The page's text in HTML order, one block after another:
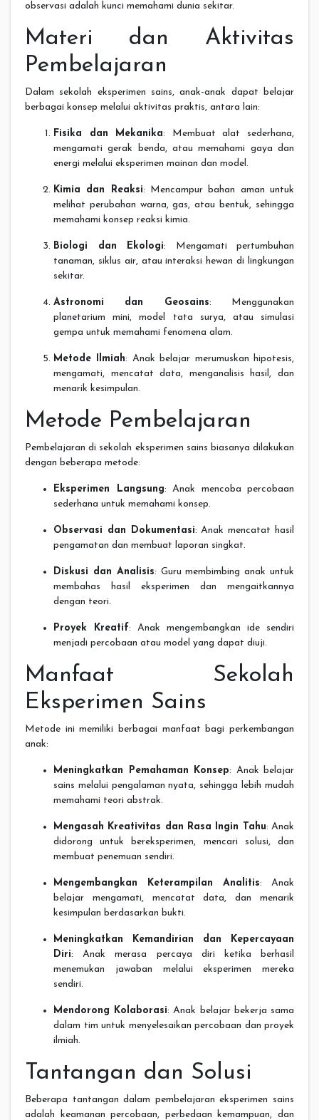
observasi adalah kunci memahami dunia sekitar.
Materi dan Aktivitas
Pembelajaran
Dalam sekolah eksperimen sains, anak-anak dapat belajar
berbagai konsep melalui aktivitas praktis, antara lain:
Fisika dan Mekanika: Membuat alat sederhana,
mengamati gerak benda, atau memahami gaya dan
energi melalui eksperimen mainan dan model.
Kimia dan Reaksi: Mencampur bahan aman untuk
melihat perubahan warna, gas, atau bentuk, sehingga
memahami konsep reaksi kimia.
Biologi dan Ekologi: Mengamati pertumbuhan
tanaman, siklus air, atau interaksi hewan di lingkungan
sekitar.
Astronomi dan Geosains: Menggunakan
planetarium mini, model tata surya, atau simulasi
gempa untuk memahami fenomena alam.
Metode Ilmiah: Anak belajar merumuskan hipotesis,
mengamati, mencatat data, menganalisis hasil, dan
menarik kesimpulan.
Metode Pembelajaran
Pembelajaran di sekolah eksperimen sains biasanya dilakukan
dengan beberapa metode:
Eksperimen Langsung: Anak mencoba percobaan
sederhana untuk memahami konsep.
Observasi dan Dokumentasi: Anak mencatat hasil
pengamatan dan membuat laporan singkat.
Diskusi dan Analisis: Guru membimbing anak untuk
membahas hasil eksperimen dan mengaitkannya
dengan teori.
Proyek Kreatif: Anak mengembangkan ide sendiri
menjadi percobaan atau model yang dapat diuji.
Manfaat Sekolah
Eksperimen Sains
Metode ini memiliki berbagai manfaat bagi perkembangan
anak:
Meningkatkan Pemahaman Konsep: Anak belajar
sains melalui pengalaman nyata, sehingga lebih mudah
memahami teori abstrak.
Mengasah Kreativitas dan Rasa Ingin Tahu: Anak
didorong untuk bereksperimen, mencari solusi, dan
membuat penemuan sendiri.
Mengembangkan Keterampilan Analitis: Anak
belajar mengamati, mencatat data, dan menarik
kesimpulan berdasarkan bukti.
Meningkatkan Kemandirian dan Kepercayaan
Diri: Anak merasa percaya diri ketika berhasil
menemukan jawaban melalui eksperimen mereka
sendiri.
Mendorong Kolaborasi: Anak belajar bekerja sama
dalam tim untuk menyelesaikan percobaan dan proyek
ilmiah.
Tantangan dan Solusi
Beberapa tantangan dalam pembelajaran eksperimen sains
adalah keamanan percobaan, perbedaan kemampuan, dan